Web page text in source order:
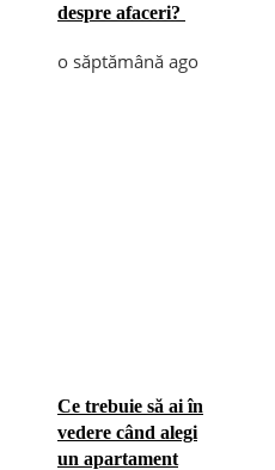
despre afaceri?
o săptămână ago
Ce trebuie să ai în
vedere când alegi
un apartament